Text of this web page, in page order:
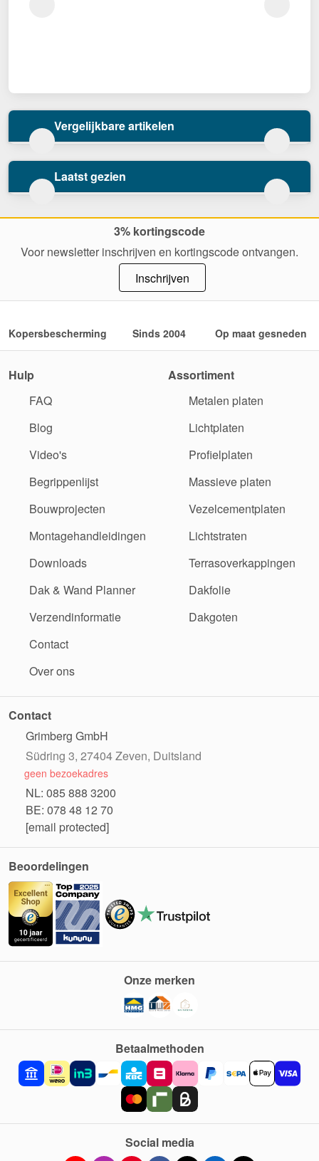
Vergelijkbare artikelen
Laatst gezien
3% kortingscode
Voor newsletter inschrijven en kortingscode ontvangen.
Inschrijven
Kopersbescherming Sinds 2004 Op maat gesneden
Hulp
FAQ
Blog
Video's
Begrippenlijst
Bouwprojecten
Montagehandleidingen
Downloads
Dak & Wand Planner
Verzendinformatie
Contact
Over ons
Assortiment
Metalen platen
Lichtplaten
Profielplaten
Massieve platen
Vezelcementplaten
Lichtstraten
Terrasoverkappingen
Dakfolie
Dakgoten
Contact
Grimberg GmbH
Südring 3, 27404 Zeven, Duitsland
geen bezoekadres
NL: 085 888 3200
BE: 078 48 12 70
[email protected]
Beoordelingen
Betaalmethoden
Onze merken
Social media